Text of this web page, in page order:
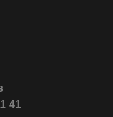
en ventana nueva)
41